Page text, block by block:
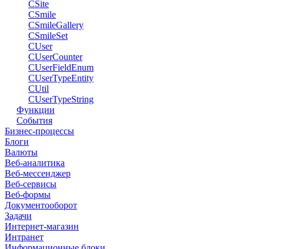
CSite
CSmile
CSmileGallery
CSmileSet
CUser
CUserCounter
CUserFieldEnum
CUserTypeEntity
CUtil
CUserTypeString
Функции
События
Бизнес-процессы
Блоги
Валюты
Веб-аналитика
Веб-мессенджер
Веб-сервисы
Веб-формы
Документооборот
Задачи
Интернет-магазин
Интранет